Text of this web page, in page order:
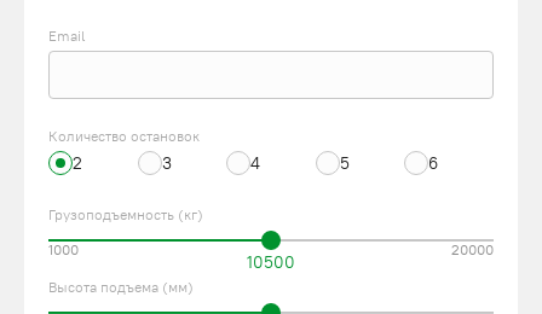
Email
Количество остановок
2 3 4 5 6
Грузоподъемность (кг)
10500
1000 20000
Высота подъема (мм)